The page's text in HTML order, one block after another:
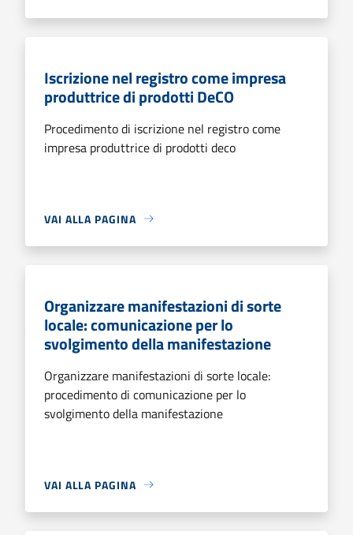
Iscrizione nel registro come impresa
produttrice di prodotti DeCO
Procedimento di iscrizione nel registro come
impresa produttrice di prodotti deco
VAI ALLA PAGINA
Organizzare manifestazioni di sorte
locale: comunicazione per lo
svolgimento della manifestazione
Organizzare manifestazioni di sorte locale:
procedimento di comunicazione per lo
svolgimento della manifestazione
VAI ALLA PAGINA